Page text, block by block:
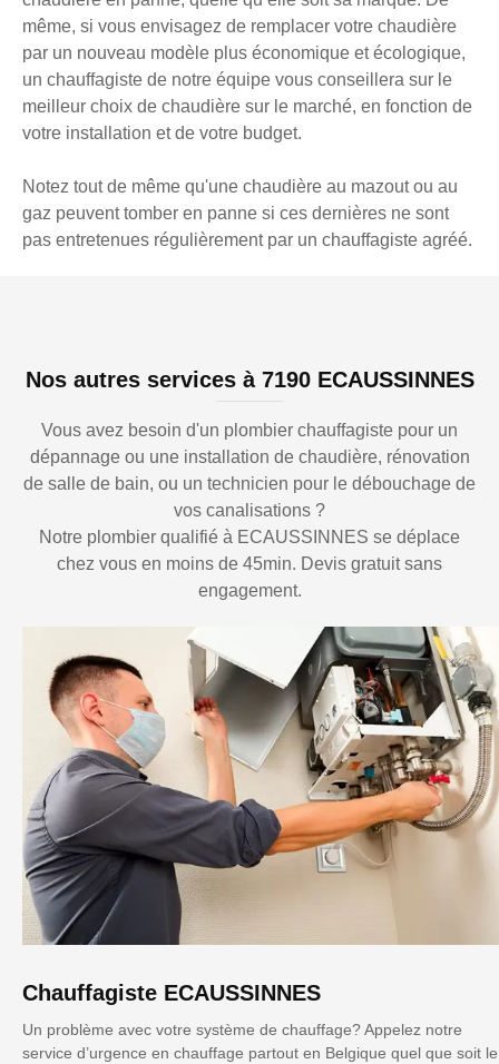
même, si vous envisagez de remplacer votre chaudière
par un nouveau modèle plus économique et écologique,
un chauffagiste de notre équipe vous conseillera sur le
meilleur choix de chaudière sur le marché, en fonction de
votre installation et de votre budget.
Notez tout de même qu'une chaudière au mazout ou au
gaz peuvent tomber en panne si ces dernières ne sont
pas entretenues régulièrement par un chauffagiste agréé.
Nos autres services à 7190 ECAUSSINNES
Vous avez besoin d'un plombier chauffagiste pour un
dépannage ou une installation de chaudière, rénovation
de salle de bain, ou un technicien pour le débouchage de
vos canalisations ?
Notre plombier qualifié à ECAUSSINNES se déplace
chez vous en moins de 45min. Devis gratuit sans
engagement.
Chauffagiste ECAUSSINNES
Un problème avec votre système de chauffage? Appelez notre
service d’urgence en chauffage partout en Belgique quel que soit le